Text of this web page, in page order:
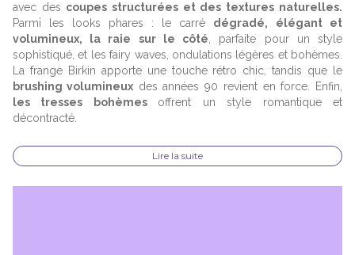
avec des coupes structurées et des textures naturelles.
Parmi les looks phares : le carré dégradé, élégant et
volumineux, la raie sur le côté , parfaite pour un style
sophistiqué, et les fairy waves, ondulations légères et bohèmes.
La frange Birkin apporte une touche rétro chic, tandis que le
brushing volumineux des années 90 revient en force. Enfin,
les tresses bohèmes offrent un style romantique et
décontracté.
Lire la suite